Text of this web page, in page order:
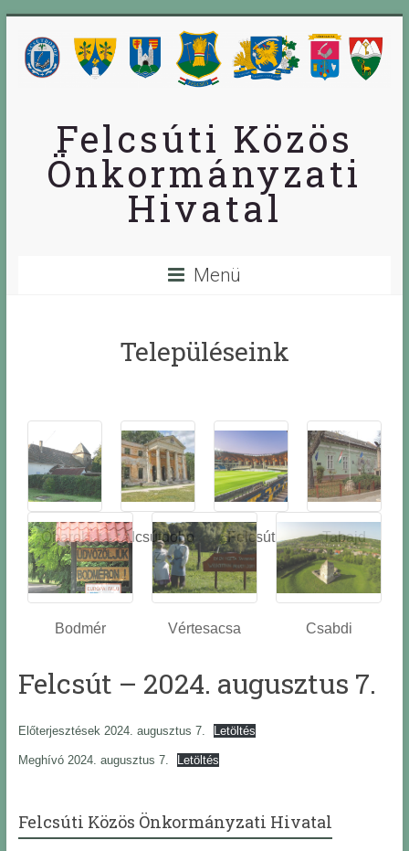
Felcsúti Közös
Önkormányzati
Hivatal
Menü
Településeink
Óbarok
Alcsútdobo
z
Felcsút Tabajd
Bodmér Vértesacsa Csabdi
Felcsút – 2024. augusztus 7.
Előterjesztések 2024. augusztus 7. Letöltés
Meghívó 2024. augusztus 7. Letöltés
Felcsúti Közös Önkormányzati Hivatal